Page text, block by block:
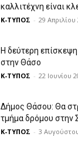
καλλιτέχνη είναι
Κ-ΤΥΠΟΣ - 29 Απριλίου
Η δεύτερη
στην Θάσο
Κ-ΤΥΠΟΣ - 22 Ιουνίου
Δήμος Θάσου: Θα
τμήμα δρόμου στην
Κ-ΤΥΠΟΣ - 3